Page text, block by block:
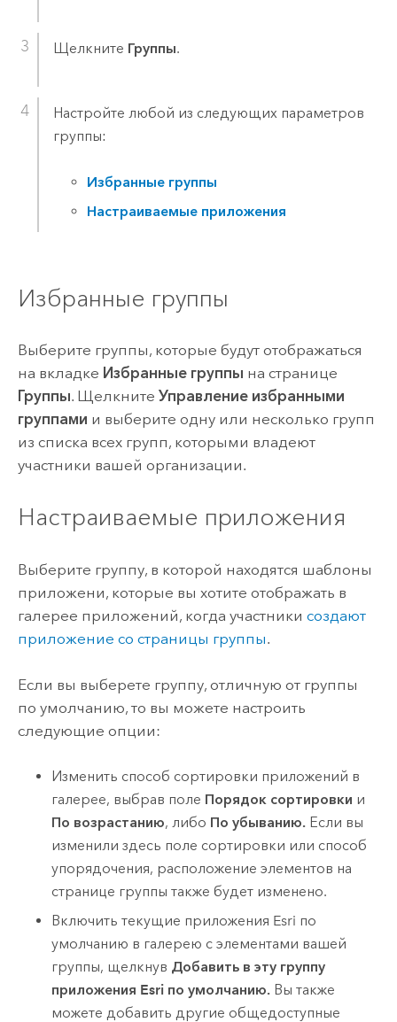
Щелкните Группы.
Настройте любой из следующих параметров
группы:
Избранные группы
Настраиваемые приложения
Избранные группы
Выберите группы, которые будут отображаться
на вкладке Избранные группы на странице
Группы. Щелкните Управление избранными
группами и выберите одну или несколько групп
из списка всех групп, которыми владеют
участники вашей организации.
Настраиваемые приложения
Выберите группу, в которой находятся шаблоны
приложени, которые вы хотите отображать в
галерее приложений, когда участники создают
приложение со страницы группы.
Если вы выберете группу, отличную от группы
по умолчанию, то вы можете настроить
следующие опции:
Изменить способ сортировки приложений в
галерее, выбрав поле Порядок сортировки и
По возрастанию, либо По убыванию. Если вы
изменили здесь поле сортировки или способ
упорядочения, расположение элементов на
странице группы также будет изменено.
Включить текущие приложения Esri по
умолчанию в галерею с элементами вашей
группы, щелкнув Добавить в эту группу
приложения Esri по умолчанию. Вы также
можете добавить другие общедоступные